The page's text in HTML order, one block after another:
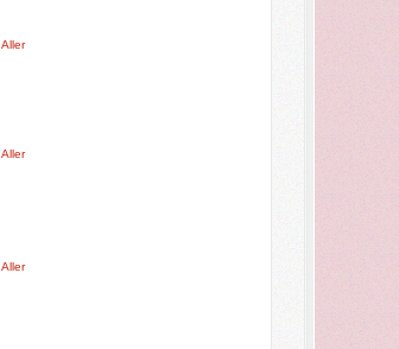
Aller
Aller
Aller